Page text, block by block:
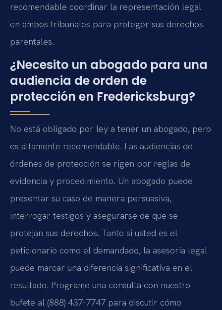
recomendable coordinar la representación legal
en ambos tribunales para proteger sus derechos
parentales.
¿Necesito un abogado para una
audiencia de orden de
protección en Fredericksburg?
No está obligado por ley a tener un abogado, pero
es altamente recomendable. Las audiencias de
órdenes de protección se rigen por reglas de
evidencia y procedimiento. Un abogado puede
presentar su caso de manera persuasiva,
interrogar testigos y asegurarse de que se
protejan sus derechos. Tanto si usted es el
peticionario como el demandado, la asesoría legal
puede marcar una diferencia significativa en el
resultado. Programe una consulta con nuestro
bufete al (888) 437-7747 para discutir cómo